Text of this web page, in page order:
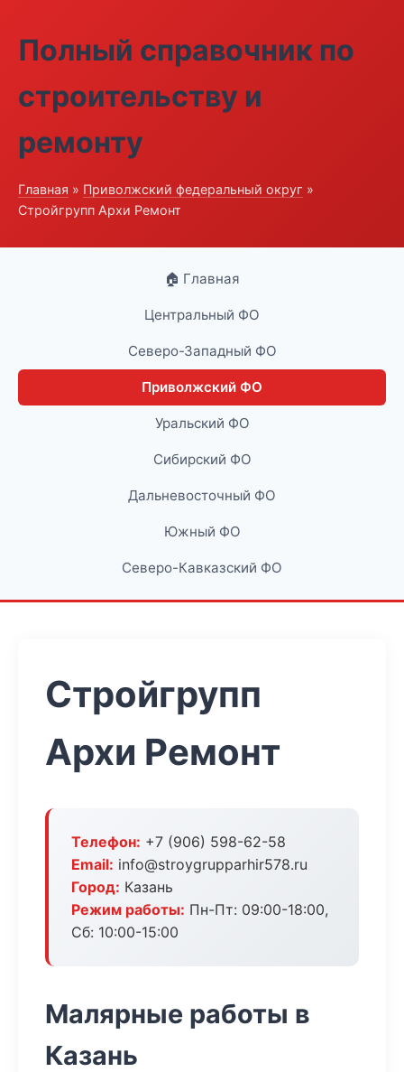
Полный справочник по
строительству и
ремонту
Главная » Приволжский федеральный округ »
Стройгрупп Архи Ремонт
🏠 Главная
Центральный ФО
Северо-Западный ФО
Приволжский ФО
Уральский ФО
Сибирский ФО
Дальневосточный ФО
Южный ФО
Северо-Кавказский ФО
Стройгрупп
Архи Ремонт
Телефон: +7 (906) 598-62-58
Email: info@stroygrupparhir578.ru
Город: Казань
Режим работы: Пн-Пт: 09:00-18:00,
Сб: 10:00-15:00
Малярные работы в
Казань